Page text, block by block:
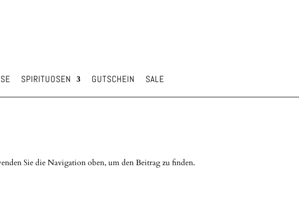
SPIRITUOSEN GUTSCHEIN SALE
Sie die Navigation oben, um den Beitrag zu finden.